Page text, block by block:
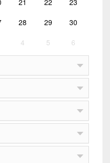
21 22 23
28 29 30
4 5 6